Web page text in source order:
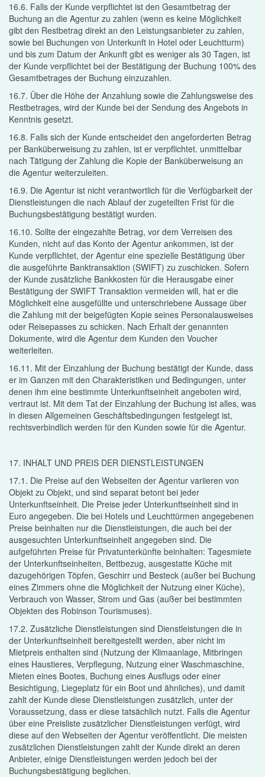
16.6. Falls der Kunde verpflichtet ist den Gesamtbetrag der
Buchung an die Agentur zu zahlen (wenn es keine Möglichkeit
gibt den Restbetrag direkt an den Leistungsanbieter zu zahlen,
sowie bei Buchungen von Unterkunft in Hotel oder Leuchtturm)
und bis zum Datum der Ankunft gibt es weniger als 30 Tagen, ist
der Kunde verpflichtet bei der Bestätigung der Buchung 100% des
Gesamtbetrages der Buchung einzuzahlen.
16.7. Über die Höhe der Anzahlung sowie die Zahlungsweise des
Restbetrages, wird der Kunde bei der Sendung des Angebots in
Kenntnis gesetzt.
16.8. Falls sich der Kunde entscheidet den angeforderten Betrag
per Banküberweisung zu zahlen, ist er verpflichtet. unmittelbar
nach Tätigung der Zahlung die Kopie der Banküberweisung an
die Agentur weiterzuleiten.
16.9. Die Agentur ist nicht verantwortlich für die Verfügbarkeit der
Dienstleistungen die nach Ablauf der zugeteilten Frist für die
Buchungsbestätigung bestätigt wurden.
16.10. Sollte der eingezahlte Betrag, vor dem Verreisen des
Kunden, nicht auf das Konto der Agentur ankommen, ist der
Kunde verpflichtet, der Agentur eine spezielle Bestätigung über
die ausgeführte Banktransaktion (SWIFT) zu zuschicken. Sofern
der Kunde zusätzliche Bankkosten für die Herausgabe einer
Bestätigung der SWIFT Transaktion vermeiden will, hat er die
Möglichkeit eine ausgefüllte und unterschriebene Aussage über
die Zahlung mit der beigefügten Kopie seines Personalausweises
oder Reisepasses zu schicken. Nach Erhalt der genannten
Dokumente, wird die Agentur dem Kunden den Voucher
weiterleiten.
16.11. Mit der Einzahlung der Buchung bestätigt der Kunde, dass
er im Ganzen mit den Charakteristiken und Bedingungen, unter
denen ihm eine bestimmte Unterkunftseinheit angeboten wird,
vertraut ist. Mit dem Tat der Einzahlung der Buchung ist alles, was
in diesen Allgemeinen Geschäftsbedingungen festgelegt ist,
rechtsverbindlich werden für den Kunden sowie für die Agentur.
17. INHALT UND PREIS DER DIENSTLEISTUNGEN
17.1. Die Preise auf den Webseiten der Agentur variieren von
Objekt zu Objekt, und sind separat betont bei jeder
Unterkunftseinheit. Die Preise jeder Unterkunftseinheit sind in
Euro angegeben. Die bei Hotels und Leuchttürmen angegebenen
Preise beinhalten nur die Dienstleistungen, die auch bei der
ausgesuchten Unterkunftseinheit angegeben sind. Die
aufgeführten Preise für Privatunterkünfte beinhalten: Tagesmiete
der Unterkunftseinheiten, Bettbezug, ausgestatte Küche mit
dazugehörigen Töpfen, Geschirr und Besteck (außer bei Buchung
eines Zimmers ohne die Möglichkeit der Nutzung einer Küche),
Verbrauch von Wasser, Strom und Gas (außer bei bestimmten
Objekten des Robinson Tourismuses).
17.2. Zusätzliche Dienstleistungen sind Dienstleistungen die in
der Unterkunftseinheit bereitgestellt werden, aber nicht im
Mietpreis enthalten sind (Nutzung der Klimaanlage, Mitbringen
eines Haustieres, Verpflegung, Nutzung einer Waschmaschine,
Mieten eines Bootes, Buchung eines Ausflugs oder einer
Besichtigung, Liegeplatz für ein Boot und ähnliches), und damit
zahlt der Kunde diese Dienstleistungen zusätzlich, unter der
Voraussetzung, dass er diese tatsächlich nutzt. Falls die Agentur
über eine Preisliste zusätzlicher Dienstleistungen verfügt, wird
diese auf den Webseiten der Agentur veröffentlicht. Die meisten
zusätzlichen Dienstleistungen zahlt der Kunde direkt an deren
Anbieter, einige Dienstleistungen werden jedoch bei der
Buchungsbestätigung beglichen.